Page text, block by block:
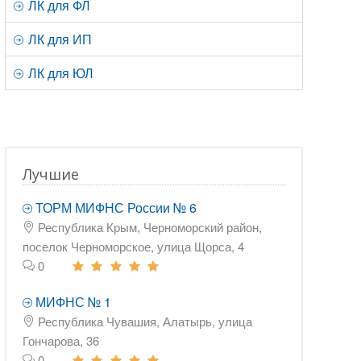
ЛК для ФЛ
ЛК для ИП
ЛК для ЮЛ
Лучшие
ТОРМ МИФНС России № 6
Республика Крым, Черноморский район,
поселок Черноморское, улица Щорса, 4
0
МИФНС № 1
Республика Чувашия, Алатырь, улица
Гончарова, 36